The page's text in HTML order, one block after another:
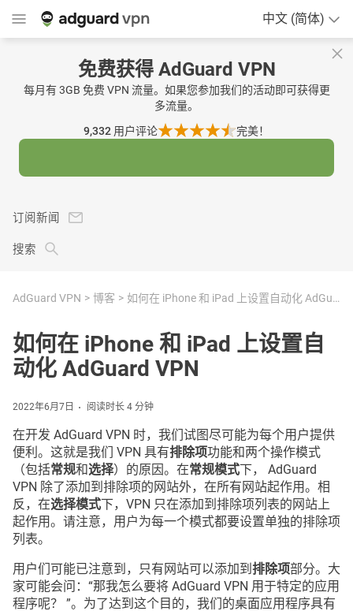
中文 (简体)
免费获得 AdGuard VPN
每月有 3GB 免费 VPN 流量。如果您参加我们的活动即可获得更
多流量。
9,332 用户评论 完美！
订阅新闻
搜索
AdGuard VPN 博客 如何在 iPhone 和 iPad 上设置自动化 AdGuard VPN
如何在 iPhone 和 iPad 上设置自
动化 AdGuard VPN
2022年6月7日 阅读时长 4 分钟
在开发 AdGuard VPN 时，我们试图尽可能为每个用户提供
便利。这就是我们 VPN 具有排除项功能和两个操作模式
（包括常规和选择）的原因。在常规模式下， AdGuard
VPN 除了添加到排除项的网站外，在所有网站起作用。相
反，在选择模式下，VPN 只在添加到排除项列表的网站上
起作用。请注意，用户为每一个模式都要设置单独的排除项
列表。
用户们可能已注意到，只有网站可以添加到 排除项部分。大
家可能会问：“那我怎么要将 AdGuard VPN 用于特定的应用
程序呢？ ”。为了达到这个目的，我们的桌面应用程序具有